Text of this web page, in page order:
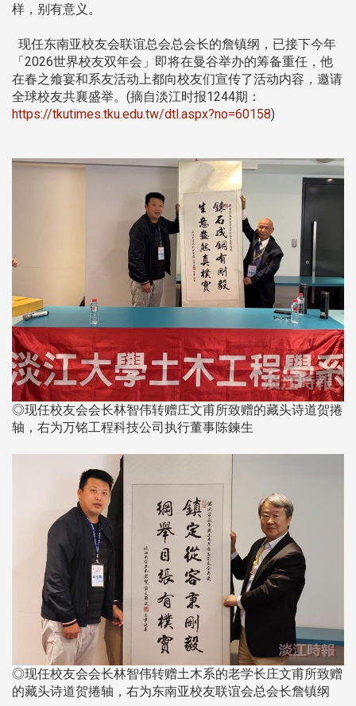
样，别有意义。
现任东南亚校友会联谊总会总会长的詹镇纲，已接下今年
「2026世界校友双年会」即将在曼谷举办的筹备重任，他
在春之飨宴和系友活动上都向校友们宣传了活动内容，邀请
全球校友共襄盛举。(摘自淡江时报1244期：
https://tkutimes.tku.edu.tw/dtl.aspx?no=60158)
◎现任校友会会长林智伟转赠庄文甫所致赠的藏头诗道贺捲
轴，右为万铭工程科技公司执行董事陈鍊生
◎现任校友会会长林智伟转赠土木系的老学长庄文甫所致赠
的藏头诗道贺捲轴，右为东南亚校友联谊会总会长詹镇纲